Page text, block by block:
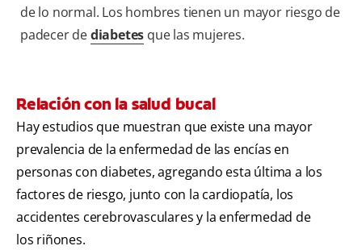
de lo normal. Los hombres tienen un mayor riesgo de
padecer dediabetes que las mujeres.
Relación con la salud bucal
Hay estudios que muestran que existe una mayor
prevalencia de la enfermedad de las encías en
personas con diabetes, agregando esta última a los
factores de riesgo, junto con la cardiopatía, los
accidentes cerebrovasculares y la enfermedad de
los riñones.